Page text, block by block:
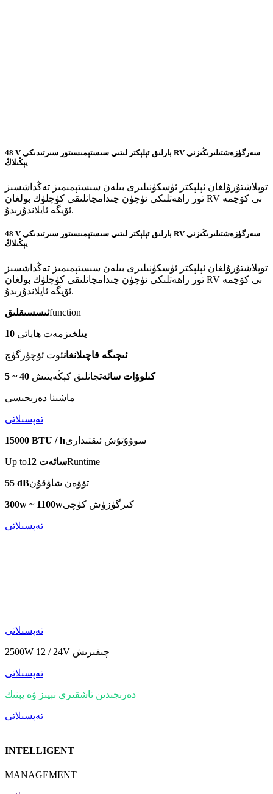
48 V بارلىق ئېلېكتر لىتىي سىستېمىسىتور سىرتىدىكى RV سەرگۈزەشتىلىرىڭىزنى
يېڭىلاڭ
توپلاشتۇرۇلغان ئېلېكتر ئۈسكۈنىلىرى بىلەن سىستېمىمىز تەڭداشسىز
تور راھەتلىكى ئۈچۈن چىدامچانلىقى كۈچلۈك بولغان RV نى كۆچمە
ئۆيگە ئايلاندۇرىدۇ.
48 V بارلىق ئېلېكتر لىتىي سىستېمىسىتور سىرتىدىكى RV سەرگۈزەشتىلىرىڭىزنى
يېڭىلاڭ
توپلاشتۇرۇلغان ئېلېكتر ئۈسكۈنىلىرى بىلەن سىستېمىمىز تەڭداشسىز
تور راھەتلىكى ئۈچۈن چىدامچانلىقى كۈچلۈك بولغان RV نى كۆچمە
ئۆيگە ئايلاندۇرىدۇ.
ئىسسىقلىقfunction
10 يىلخىزمەت ھاياتى
ئىچىگە قاچىلانغانئوت ئۆچۈرگۈچ
5 ~ 40 كىلوۋات سائەتجانلىق كېڭەيتىش
ماشىنا دەرىجىسى
تەپسىلاتى
15000 BTU / hسوۋۇتۇش ئىقتىدارى
Up to 12 سائەتRuntime
55 dBتۆۋەن شاۋقۇن
300w ~ 1100wكىرگۈزۈش كۈچى
تەپسىلاتى
تەپسىلاتى
2500W 12 / 24V چىقىرىش
تەپسىلاتى
دەرىجىدىن تاشقىرى نېپىز ۋە يېنىك
تەپسىلاتى
INTELLIGENT
MANAGEMENT